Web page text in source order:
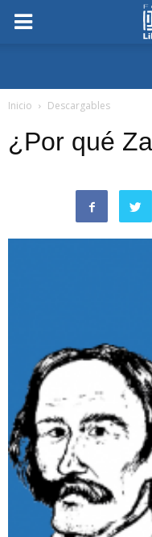
Inicio Descargables
¿Por qué